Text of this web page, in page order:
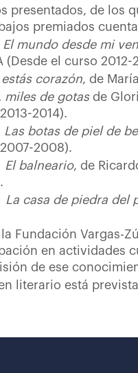
presentados, de los
premiados
El mundo desde mi
(Desde el curso 2012-
corazón, de
miles de gotasde
2014).
Las botas de piel de
2008).
El balneario, de
La casa de piedra del
Fundación
en actividades
de ese
literario está